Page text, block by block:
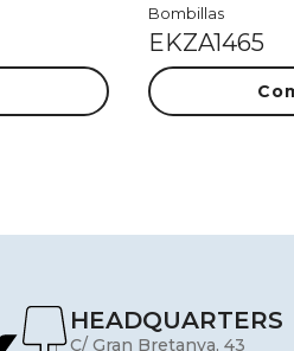
Bombillas
EKZA1465
HEADQUARTERS
C/ Gran Bretanya, 43